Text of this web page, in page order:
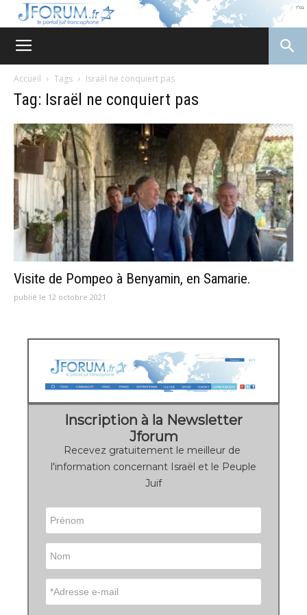
Accueil Tags Israël ne conquiert pas
Tag: Israël ne conquiert pas
Visite de Pompeo à Benyamin, en Samarie.
publié le 12 octobre 2021
Inscription à la Newsletter
Jforum
Recevez gratuitement le meilleur de
l'information concernant Israël et le Peuple
Juif